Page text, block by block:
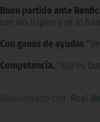
Buen partido ante
con los triples y se lo
Con ganas de ayudar.
Competencia. "Eso es
Relacionado con Real